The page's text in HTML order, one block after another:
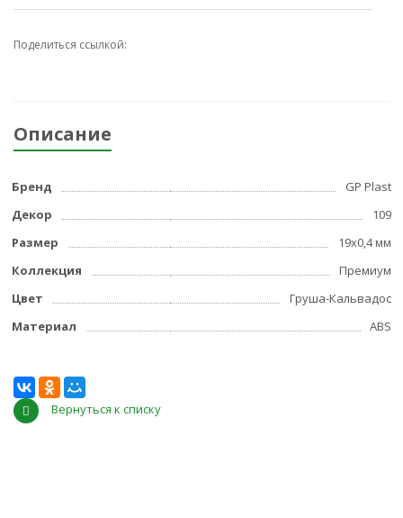
Поделиться ссылкой:
Описание
Бренд
GP Plast
Декор
109
Размер
19x0,4 мм
Коллекция
Премиум
Цвет
Груша-Кальвадос
Материал
ABS
Вернуться к списку